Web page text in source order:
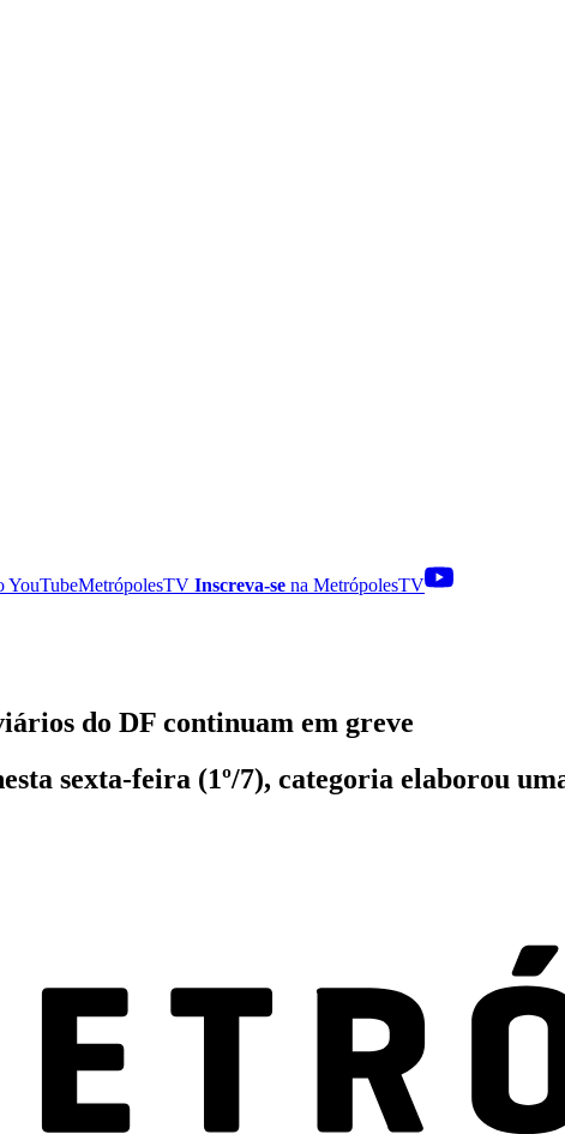
YouTubeMetrópolesTV Inscreva-se na MetrópolesTV
do DF continuam em greve
sexta-feira (1º/7), categoria elaborou